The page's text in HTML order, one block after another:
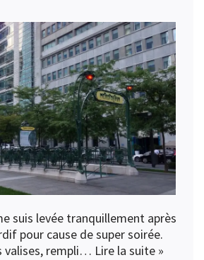
suis levée tranquillement après
pour cause de super soirée.
valises, rempli… Lire la suite »